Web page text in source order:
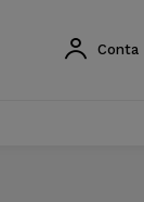
Conta